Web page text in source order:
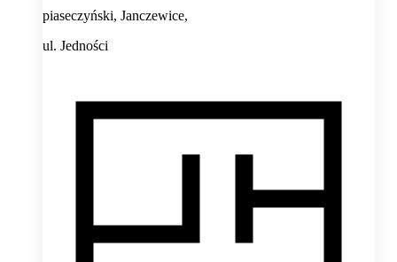
piaseczyński, Janczewice,
ul. Jedności